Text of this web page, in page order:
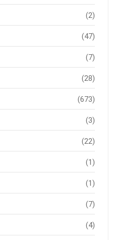
(2)
(47)
(7)
(28)
(673)
(3)
(22)
(1)
(1)
(7)
(4)